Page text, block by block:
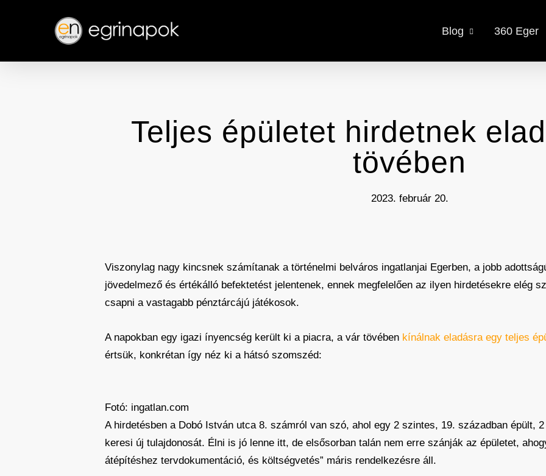
content
Blog 360 Eger
Teljes épületet hirdetnek
tövében
2023. február 20.
Viszonylag nagy kincsnek számítanak a történelmi belváros ingatlanjai Egerben, a jobb
jövedelmező és értékálló befektetést jelentenek, ennek megfelelően az ilyen hirdetésekre elég
csapni a vastagabb pénztárcájú játékosok.
A napokban egy igazi ínyencség került ki a piacra, a vár tövében kínálnak eladásra egy teljes
értsük, konkrétan így néz ki a hátsó szomszéd:
Fotó: ingatlan.com
A hirdetésben a Dobó István utca 8. számról van szó, ahol egy 2 szintes, 19. században épült,
keresi új tulajdonosát. Élni is jó lenne itt, de elsősorban talán nem erre szánják az épületet,
átépítéshez tervdokumentáció, és költségvetés” máris rendelkezésre áll.